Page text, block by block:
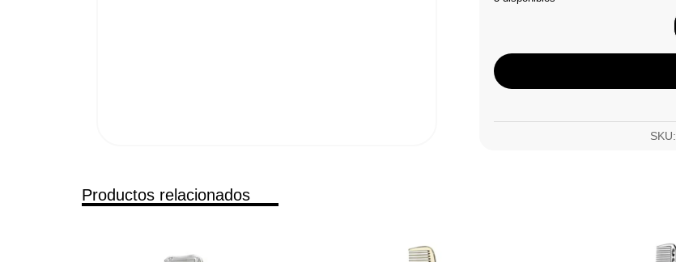
SKU:
Productos relacionados